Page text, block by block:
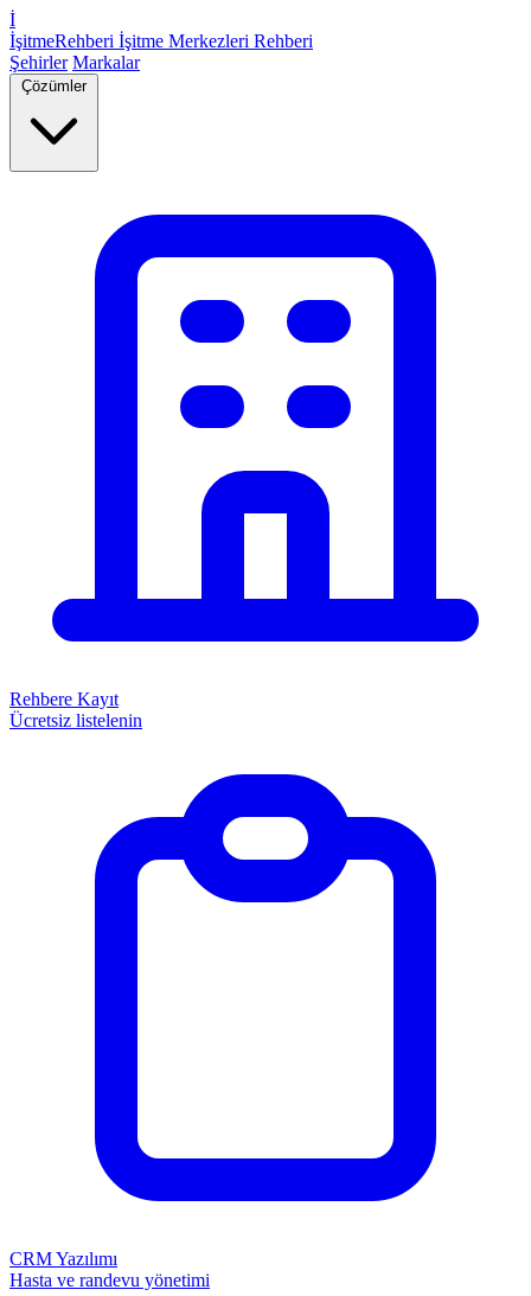
İ
İşitmeRehberi İşitme Merkezleri Rehberi
Şehirler Markalar
Çözümler
Rehbere Kayıt
Ücretsiz listelenin
CRM Yazılımı
Hasta ve randevu yönetimi